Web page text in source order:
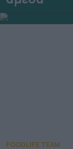
FOODLIFE TEAM